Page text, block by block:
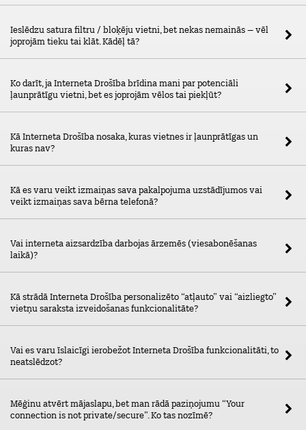
Ieslēdzu satura filtru / bloķēju vietni, bet nekas nemainās – vēl
joprojām tieku tai klāt. Kādēļ tā?
Ko darīt, ja Interneta Drošība brīdina mani par potenciāli
ļaunprātīgu vietni, bet es joprojām vēlos tai piekļūt?
Kā Interneta Drošība nosaka, kuras vietnes ir ļaunprātīgas un
kuras nav?
Kā es varu veikt izmaiņas sava pakalpojuma uzstādījumos vai
veikt izmaiņas sava bērna telefonā?
Vai interneta aizsardzība darbojas ārzemēs (viesabonēšanas
laikā)?
Kā strādā Interneta Drošība personalizēto “atļauto” vai “aizliegto”
vietņu saraksta izveidošanas funkcionalitāte?
Vai es varu īslaicīgi ierobežot Interneta Drošība funkcionalitāti, to
neatslēdzot?
Mēģinu atvērt mājaslapu, bet man rādā paziņojumu “Your
connection is not private/secure”. Ko tas nozīmē?